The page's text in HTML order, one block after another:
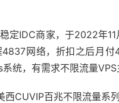
稳定IDC商家，于2022年11
4837网络，折扣之后月
统，有需求不限流量VPS
西CUVIP百兆不限流量系